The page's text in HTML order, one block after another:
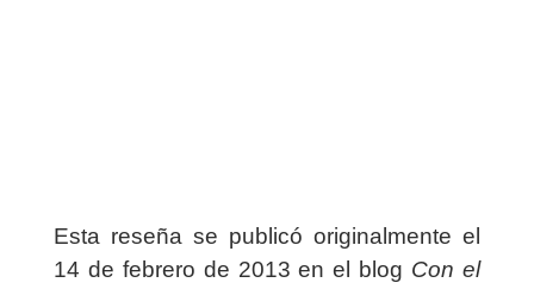
Esta reseña se publicó originalmente el
14 de febrero de 2013 en el blog Con el